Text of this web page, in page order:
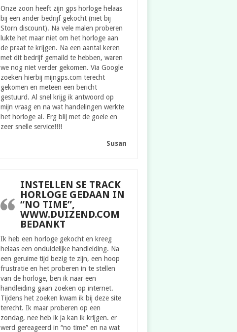
Onze zoon heeft zijn gps horloge helaas
bij een ander bedrijf gekocht (niet bij
Storn discount). Na vele malen proberen
lukte het maar niet om het horloge aan
de praat te krijgen. Na een aantal keren
met dit bedrijf gemaild te hebben, waren
we nog niet verder gekomen. Via Google
zoeken hierbij mijngps.com terecht
gekomen en meteen een bericht
gestuurd. Al snel krijg ik antwoord op
mijn vraag en na wat handelingen werkte
het horloge al. Erg blij met de goeie en
zeer snelle service!!!!
Susan
INSTELLEN SE TRACK
HORLOGE GEDAAN IN
“NO TIME”,
WWW.DUIZEND.COM
BEDANKT
Ik heb een horloge gekocht en kreeg
helaas een onduidelijke handleiding. Na
een geruime tijd bezig te zijn, een hoop
frustratie en het proberen in te stellen
van de horloge, ben ik naar een
handleiding gaan zoeken op internet.
Tijdens het zoeken kwam ik bij deze site
terecht. Ik maar proberen op een
zondag, nee heb ik ja kan ik krijgen. er
werd gereageerd in “no time” en na wat